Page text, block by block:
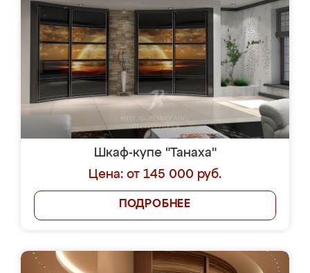
Шкаф-купе "Танаха"
Цена: от 145 000 руб.
ПОДРОБНЕЕ